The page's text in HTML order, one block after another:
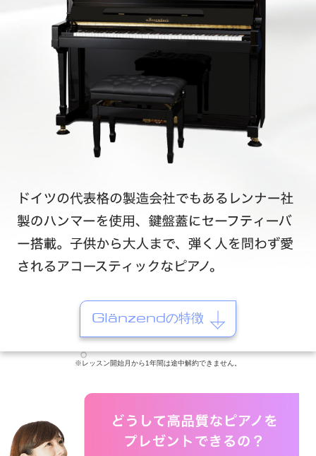
Glänzendの特徴
※レッスン開始月から1年間は途中解約できません。